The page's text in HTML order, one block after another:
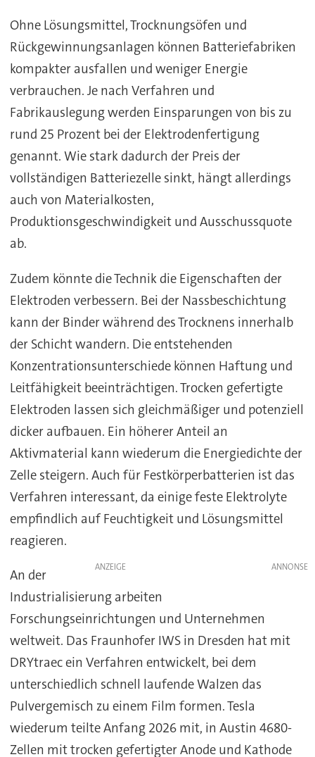
Ohne Lösungsmittel, Trocknungsöfen und
Rückgewinnungsanlagen können Batteriefabriken
kompakter ausfallen und weniger Energie
verbrauchen. Je nach Verfahren und
Fabrikauslegung werden Einsparungen von bis zu
rund 25 Prozent bei der Elektrodenfertigung
genannt. Wie stark dadurch der Preis der
vollständigen Batteriezelle sinkt, hängt allerdings
auch von Materialkosten,
Produktionsgeschwindigkeit und Ausschussquote
ab.
Zudem könnte die Technik die Eigenschaften der
Elektroden verbessern. Bei der Nassbeschichtung
kann der Binder während des Trocknens innerhalb
der Schicht wandern. Die entstehenden
Konzentrationsunterschiede können Haftung und
Leitfähigkeit beeinträchtigen. Trocken gefertigte
Elektroden lassen sich gleichmäßiger und potenziell
dicker aufbauen. Ein höherer Anteil an
Aktivmaterial kann wiederum die Energiedichte der
Zelle steigern. Auch für Festkörperbatterien ist das
Verfahren interessant, da einige feste Elektrolyte
empfindlich auf Feuchtigkeit und Lösungsmittel
reagieren.
ANZEIGE
An der
Industrialisierung arbeiten
Forschungseinrichtungen und Unternehmen
weltweit. Das Fraunhofer IWS in Dresden hat mit
DRYtraec ein Verfahren entwickelt, bei dem
unterschiedlich schnell laufende Walzen das
Pulvergemisch zu einem Film formen. Tesla
wiederum teilte Anfang 2026 mit, in Austin 4680-
Zellen mit trocken gefertigter Anode und Kathode